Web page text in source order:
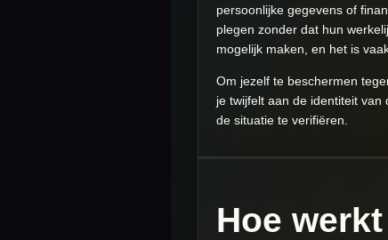
persoonlijke gegevens of
plegen zonder dat hun
mogelijk maken, en het is
Om jezelf te beschermen
je twijfelt aan de identiteit
de situatie te verifiëren.
Hoe